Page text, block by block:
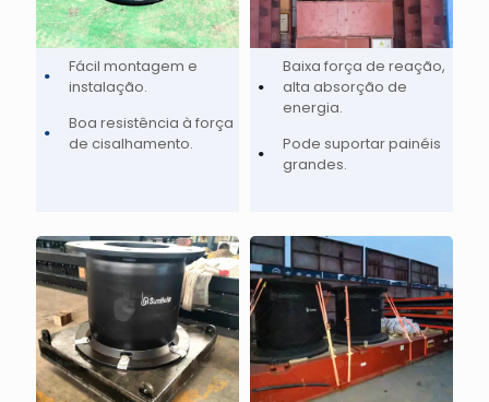
Fácil montagem e
instalação.
Boa resistência à força
de cisalhamento.
Baixa força de reação,
alta absorção de
energia.
Pode suportar painéis
grandes.